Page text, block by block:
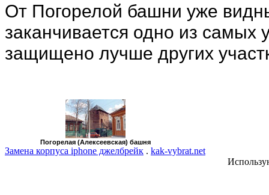
От Погорелой башни уже
заканчивается одно из самых
защищено лучше других
Погорелая (Алексеевская) башня
Замена корпуса iphone джелбрейк . kak-vybrat.net